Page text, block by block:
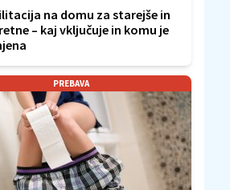
na domu za starejše in
– kaj vključuje in komu je
PREBAVA